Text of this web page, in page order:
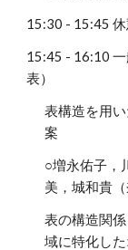
15:30 - 15:45 休
15:45 - 16:10
表）
表構造を用
案
○増永佑子，
美，城和貴
表の構造関
域に特化し